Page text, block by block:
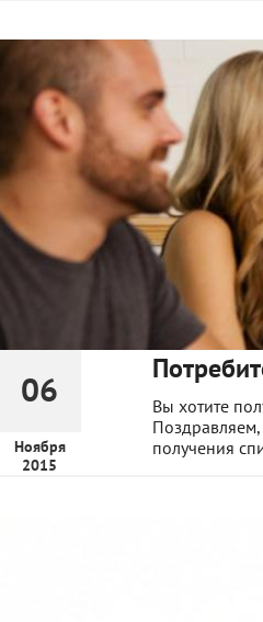
06
Ноября
2015
Вы хотите
Поздравляем,
получения